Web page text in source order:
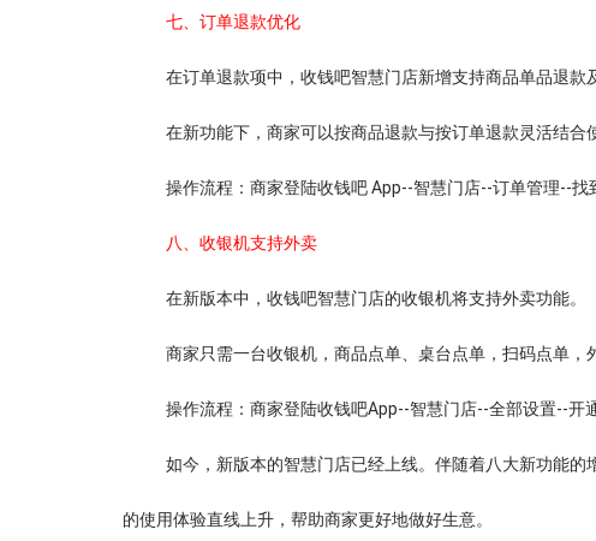
七、订单退款优化
在订单退款项中，收钱吧智慧门店新增支持商品单品退款
在新功能下，商家可以按商品退款与按订单退款灵活结合
操作流程：商家登陆收钱吧 App--智慧门店--订单管理--找
八、收银机支持外卖
在新版本中，收钱吧智慧门店的收银机将支持外卖功能。
商家只需一台收银机，商品点单、桌台点单，扫码点单，
操作流程：商家登陆收钱吧App--智慧门店--全部设置--开
如今，新版本的智慧门店已经上线。伴随着八大新功能
的使用体验直线上升，帮助商家更好地做好生意。